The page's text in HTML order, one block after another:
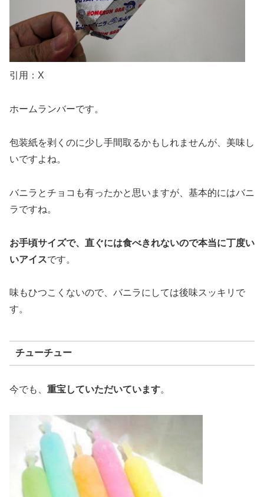
引用：X
ホームランバーです。
包装紙を剥くのに少し手間取るかもしれませんが、美味し
いですよね。
バニラとチョコも有ったかと思いますが、基本的にはバニ
ラですね。
お手頃サイズで、直ぐには食べきれないので本当に丁度い
いアイスです。
味もひつこくないので、バニラにしては後味スッキリで
す。
チューチュー
今でも、 重宝していただいています。